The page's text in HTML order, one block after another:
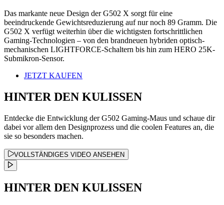
Das markante neue Design der G502 X sorgt für eine
beeindruckende Gewichtsreduzierung auf nur noch 89 Gramm. Die
G502 X verfügt weiterhin über die wichtigsten fortschrittlichen
Gaming-Technologien – von den brandneuen hybriden optisch-
mechanischen LIGHTFORCE-Schaltern bis hin zum HERO 25K-
Submikron-Sensor.
JETZT KAUFEN
HINTER DEN KULISSEN
Entdecke die Entwicklung der G502 Gaming-Maus und schaue dir
dabei vor allem den Designprozess und die coolen Features an, die
sie so besonders machen.
VOLLSTÄNDIGES VIDEO ANSEHEN
HINTER DEN KULISSEN